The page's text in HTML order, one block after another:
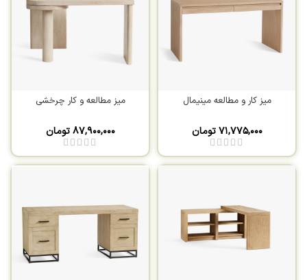
میز کار و مطالعه مینیمال
۷۱,۷۷۵,۰۰۰ تومان
میز مطالعه و کار چرخشی
۸۷,۹۰۰,۰۰۰ تومان